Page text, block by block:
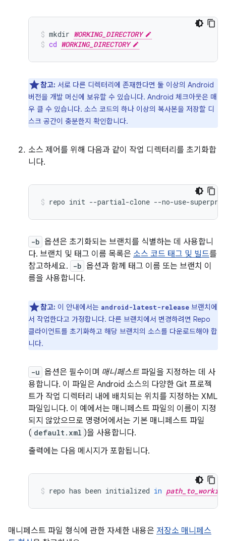
mkdir WORKING_DIRECTORY
cd WORKING_DIRECTORY
참고: 서로 다른 디렉터리에 존재한다면 둘 이상의 Android
버전을 개발 머신에 보유할 수 있습니다. Android 체크아웃은 매
우 클 수 있습니다. 소스 코드의 하나 이상의 복사본을 저장할 디
스크 공간이 충분한지 확인합니다.
소스 제어를 위해 다음과 같이 작업 디렉터리를 초기화합
니다.
repo init --partial-clone --no-use-
-b 옵션은 초기화되는 브랜치를 식별하는 데 사용합니
다. 브랜치 및 태그 이름 목록은 소스 코드 태그 및 빌드를
참고하세요.
-b 옵션과 함께 태그 이름 또는 브랜치 이
름을 사용합니다.
참고: 이 안내에서는 android-latest-release 브랜치에
서 작업한다고 가정합니다. 다른 브랜치에서 변경하려면 Repo
클라이언트를 초기화하고 해당 브랜치의 소스를 다운로드해야 합
니다.
-u 옵션은 필수이며 매니페스트파일을 지정하는 데 사
용합니다. 이 파일은 Android 소스의 다양한 Git 프로젝
트가 작업 디렉터리 내에 배치되는 위치를 지정하는 XML
파일입니다. 이 예에서는 매니페스트 파일의 이름이 지정
되지 않았으므로 명령어에서는 기본 매니페스트 파일
( default.xml )을 사용합니다.
출력에는 다음 메시지가 포함됩니다.
repo has been initialized in
매니페스트 파일 형식에 관한 자세한 내용은 저장소 매니페스